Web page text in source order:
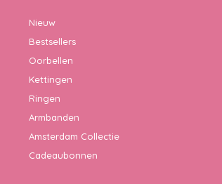
Nieuw
Bestsellers
Oorbellen
Kettingen
Ringen
Armbanden
Amsterdam Collectie
Cadeaubonnen